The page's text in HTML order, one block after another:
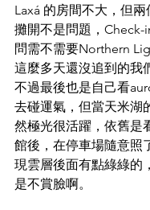
Laxá 的房間不大，但
攤開不是問題，Check-
問需不需要Northern
這麼多天還沒追到的我
不過最後也是自己看
去碰運氣，但當天米湖
然極光很活躍，依舊是
館後，在停車場隨意照
現雲層後面有點綠綠的
是不賞臉啊。